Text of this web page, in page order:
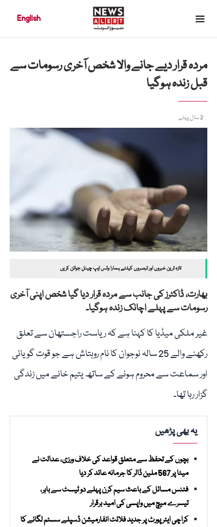
English
مردہ قرار دیے جانے والا شخص آخری رسومات سے
قبل زندہ ہوگیا
2 سال پہلے
تازہ ترین خبروں اور تبصروں کیلئے ہمارا وٹس ایپ چینل جوائن کریں
بھارت، ڈاکٹرز کی جانب سے مردہ قرار دیا گیا شخص اپنی آخری
رسومات سے پہلے اچانک زندہ ہوگیا۔
غیر ملکی میڈیا کا کہنا ہے کہ ریاست راجستھان سے تعلق
رکھنے والے 25 سالہ نوجوان کا نام روہتاش ہے جو قوت گویائی
اور سماعت سے محروم ہونے کے ساتھ یتیم خانے میں زندگی
گزار رہا تھا۔
یہ بھی پڑھیں
بچوں کے تحفظ سے متعلق قواعد کی خلاف ورزی، عدالت نے
میٹا پر 567 ملین ڈالر کا جرمانہ عائد کر دیا
فٹنس مسائل کے باعث سیم کرن پہلے دو ٹیسٹ سے باہر،
تیسرے میچ میں واپسی کی امید برقرار
کراچی ایئرپورٹ پر جدید فلائٹ انفارمیشن ڈسپلے سسٹم لگانے کا